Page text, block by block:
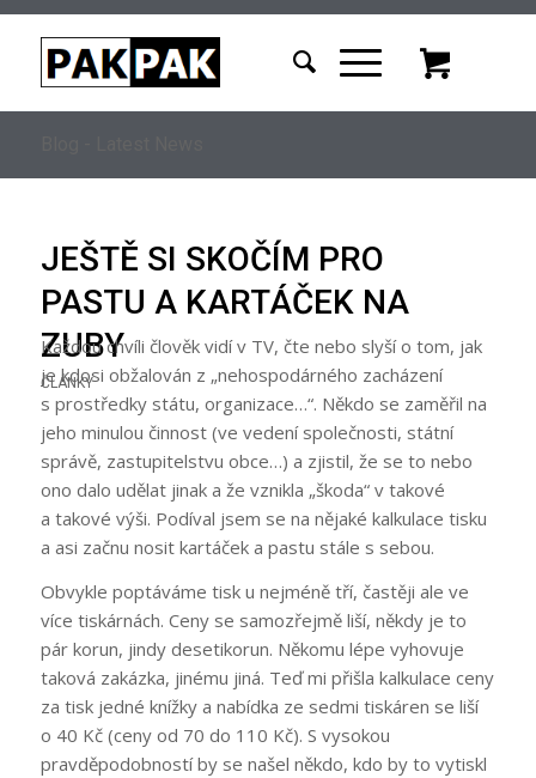
JEŠTĚ SI SKOČÍM PRO
PASTU A KARTÁČEK NA
ZUBY
ČLÁNKY
Každou chvíli člověk vidí v TV, čte nebo slyší o tom, jak
je kdosi obžalován z „nehospodárného zacházení
s prostředky státu, organizace…“. Někdo se zaměřil na
jeho minulou činnost (ve vedení společnosti, státní
správě, zastupitelstvu obce…) a zjistil, že se to nebo
ono dalo udělat jinak a že vznikla „škoda“ v takové
a takové výši. Podíval jsem se na nějaké kalkulace tisku
a asi začnu nosit kartáček a pastu stále s sebou.
Obvykle poptáváme tisk u nejméně tří, častěji ale ve
více tiskárnách. Ceny se samozřejmě liší, někdy je to
pár korun, jindy desetikorun. Někomu lépe vyhovuje
taková zakázka, jinému jiná. Teď mi přišla kalkulace ceny
za tisk jedné knížky a nabídka ze sedmi tiskáren se liší
o 40 Kč (ceny od 70 do 110 Kč). S vysokou
pravděpodobností by se našel někdo, kdo by to vytiskl